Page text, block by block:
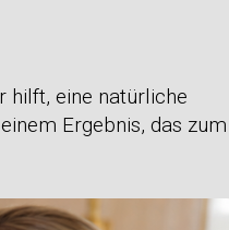
hilft, eine natürliche
Ergebnis, das zum